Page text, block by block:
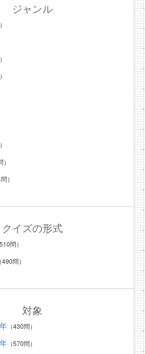
ジャンル
）
クイズの形式
問）
問）
対象
（430問）
（570問）